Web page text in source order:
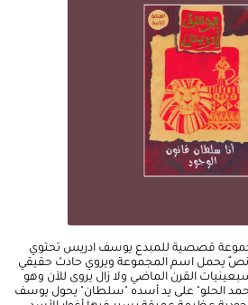
قصصية للمبدع يوسف ادريس تحتوي
نصٌ يحمل اسم المجموعة ويروي حادث حقيقي
القرن الماضي ولا زال يروى للآن وهو
الحلو" على يد أسده "سلطان" يحول يوسف